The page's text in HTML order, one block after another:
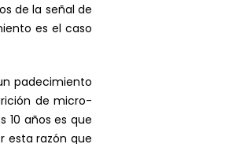
de la señal de
es el caso
padecimiento
de micro-
10 años es que
esta razón que